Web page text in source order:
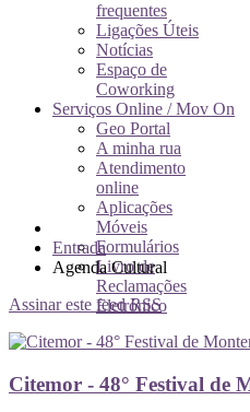
frequentes
Ligações Úteis
Notícias
Espaço de
Coworking
Serviços Online / Mov On
Geo Portal
A minha rua
Atendimento
online
Aplicações
Móveis
Formulários
Livro de
Reclamações
Eletrónico
Entrada
Agenda Cultural
Assinar este feed RSS
Citemor - 48° Festival de